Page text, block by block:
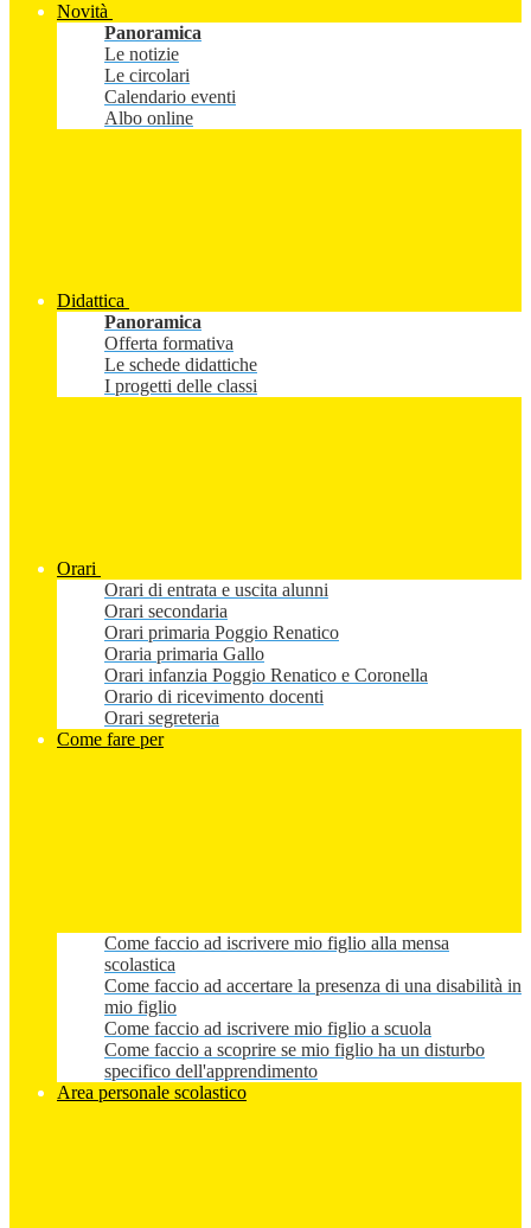
Novità
Panoramica
Le notizie
Le circolari
Calendario eventi
Albo online
Didattica
Panoramica
Offerta formativa
Le schede didattiche
I progetti delle classi
Orari
Orari di entrata e uscita alunni
Orari secondaria
Orari primaria Poggio Renatico
Oraria primaria Gallo
Orari infanzia Poggio Renatico e Coronella
Orario di ricevimento docenti
Orari segreteria
Come fare per
Come faccio ad iscrivere mio figlio alla mensa
scolastica
Come faccio ad accertare la presenza di una disabilità in
mio figlio
Come faccio ad iscrivere mio figlio a scuola
Come faccio a scoprire se mio figlio ha un disturbo
specifico dell'apprendimento
Area personale scolastico